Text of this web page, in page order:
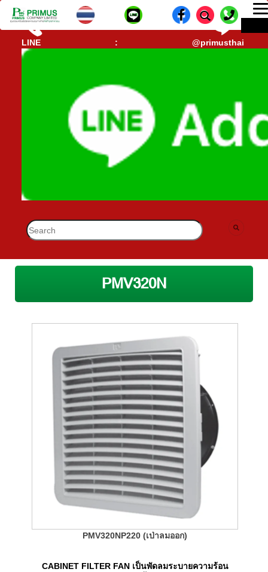
CALL CENTER : 02-693-7005 (40 คู่สาย)
lD-
LINE : @primusthai
PMV320N
PMV320NP220 (เป่าลมออก)
CABINET FILTER FAN เป็นพัดลมระบายความร้อน